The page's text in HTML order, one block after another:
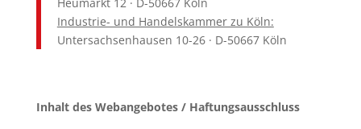
Industrie- und Handelskammer zu Köln:
Untersachsenhausen 10-26 · D-50667 Köln
Inhalt des Webangebotes / Haftungsausschluss